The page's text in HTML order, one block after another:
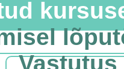
Vastutus